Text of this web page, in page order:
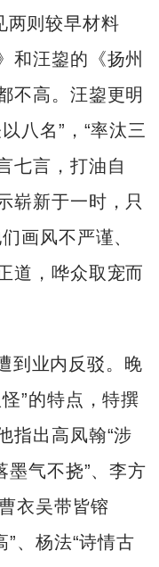
两则较早材料
和汪鋆的《扬州
不高。汪鋆更明
八名”，“率汰三
七言，打油自
崭新于一时，只
画风不严谨、
道，哗众取宠而
到业内反驳。晚
”的特点，特撰
指出高凤翰“涉
墨气不挠”、李方
衣吴带皆镕
”、杨法“诗情古